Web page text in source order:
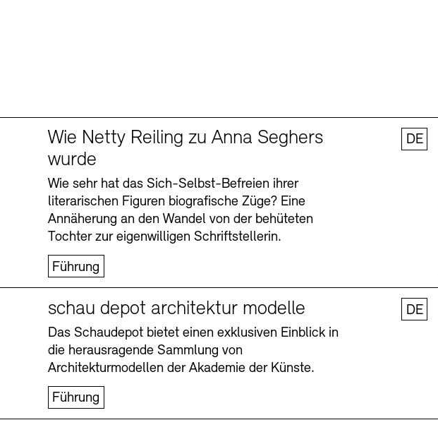
Wie Netty Reiling zu Anna Seghers
wurde
Wie sehr hat das Sich-Selbst-Befreien ihrer
literarischen Figuren biografische Züge? Eine
Annäherung an den Wandel von der behüteten
Tochter zur eigenwilligen Schriftstellerin.
Führung
DE
schau depot architektur modelle
Das Schaudepot bietet einen exklusiven Einblick in
die herausragende Sammlung von
Architekturmodellen der Akademie der Künste.
Führung
DE